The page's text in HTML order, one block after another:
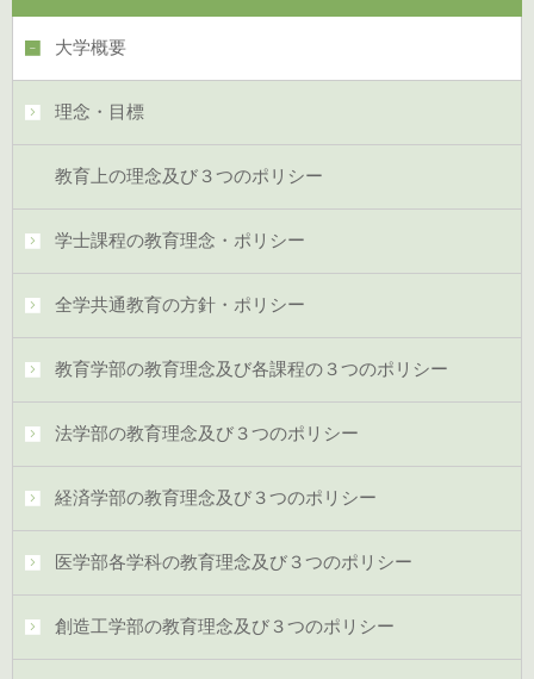
大学概要
理念・目標
教育上の理念及び３つのポリシー
学士課程の教育理念・ポリシー
全学共通教育の方針・ポリシー
教育学部の教育理念及び各課程の３つのポリシー
法学部の教育理念及び３つのポリシー
経済学部の教育理念及び３つのポリシー
医学部各学科の教育理念及び３つのポリシー
創造工学部の教育理念及び３つのポリシー